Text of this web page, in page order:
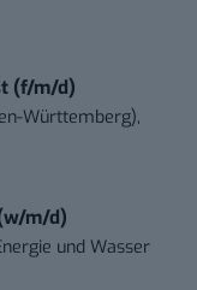
(f/m/d)
Württemberg),
m/d)
und Wasser